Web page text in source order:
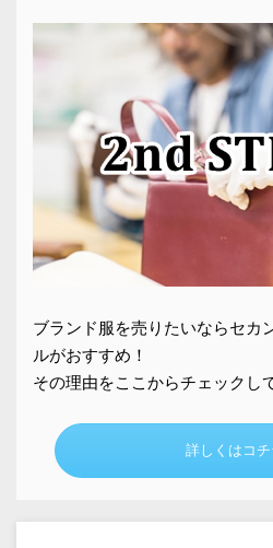
ブランド服を売りたいならセカ
ルがおすすめ！
その理由をここからチェックし
詳しくはコチ